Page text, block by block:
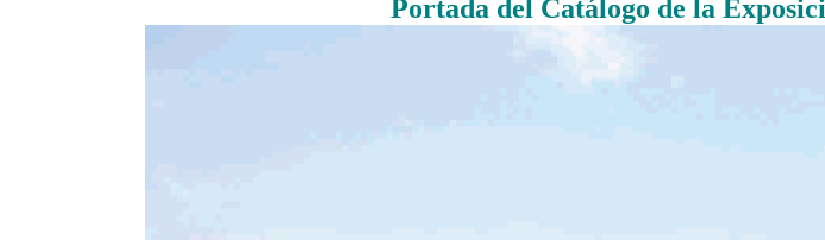
Portada del Catálogo de la